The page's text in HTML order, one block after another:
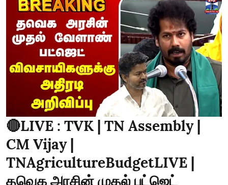
🔴LIVE : TVK | TN Assembly |
CM Vijay |
TNAgricultureBudgetLIVE |
தவெக அரசின் முதல் பட்ஜெட்